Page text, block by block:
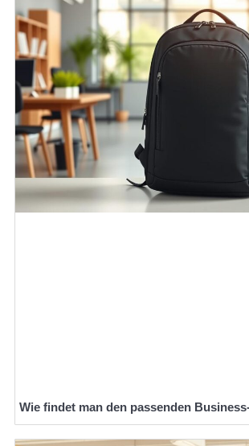
Wie findet man den passenden